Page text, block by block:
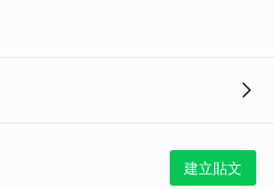
建立貼文